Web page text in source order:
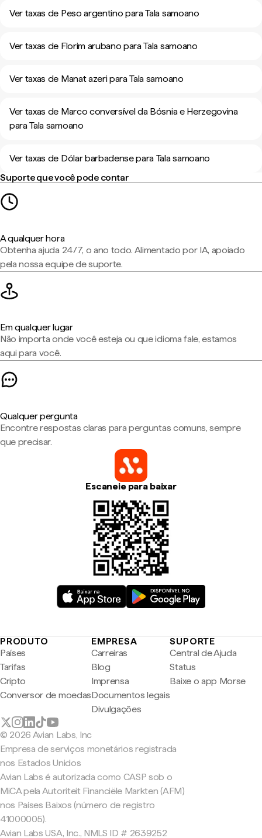
Ver taxas de Peso argentino para Tala samoano
Ver taxas de Florim arubano para Tala samoano
Ver taxas de Manat azeri para Tala samoano
Ver taxas de Marco conversível da Bósnia e Herzegovina
para Tala samoano
Ver taxas de Dólar barbadense para Tala samoano
Suporte que você pode contar
A qualquer hora
Obtenha ajuda 24/7, o ano todo. Alimentado por IA, apoiado
pela nossa equipe de suporte.
Em qualquer lugar
Não importa onde você esteja ou que idioma fale, estamos
aqui para você.
Qualquer pergunta
Encontre respostas claras para perguntas comuns, sempre
que precisar.
Escaneie para baixar
PRODUTO
Países
Tarifas
Cripto
Conversor de moedas
EMPRESA
Carreiras
Blog
Imprensa
Documentos legais
Divulgações
SUPORTE
Central de Ajuda
Status
Baixe o app Morse
© 2026 Avian Labs, Inc
Empresa de serviços monetários registrada
nos Estados Unidos
Avian Labs é autorizada como CASP sob o
MiCA pela Autoriteit Financiële Markten (AFM)
nos Países Baixos (número de registro
41000005).
Avian Labs USA, Inc., NMLS ID # 2639252